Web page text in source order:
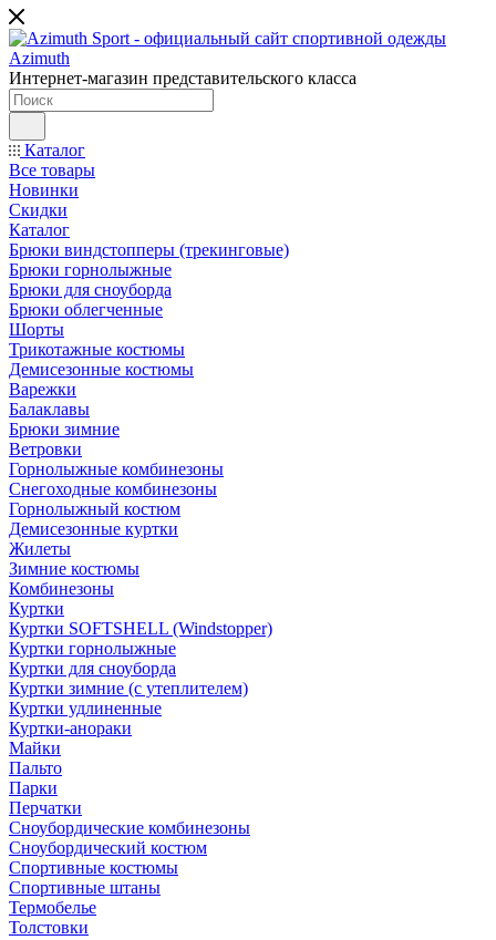
Интернет-магазин представительского класса
Каталог
Все товары
Новинки
Скидки
Каталог
Брюки виндстопперы (трекинговые)
Брюки горнолыжные
Брюки для сноуборда
Брюки облегченные
Шорты
Трикотажные костюмы
Демисезонные костюмы
Варежки
Балаклавы
Брюки зимние
Ветровки
Горнолыжные комбинезоны
Снегоходные комбинезоны
Горнолыжный костюм
Демисезонные куртки
Жилеты
Зимние костюмы
Комбинезоны
Куртки
Куртки SOFTSHELL (Windstopper)
Куртки горнолыжные
Куртки для сноуборда
Куртки зимние (с утеплителем)
Куртки удлиненные
Куртки-анораки
Майки
Пальто
Парки
Перчатки
Сноубордические комбинезоны
Сноубордический костюм
Спортивные костюмы
Спортивные штаны
Термобелье
Толстовки